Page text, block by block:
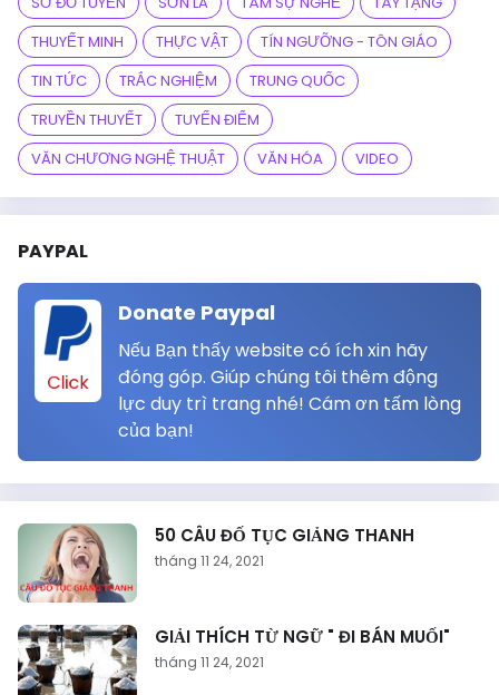
THUYẾT MINH
THỰC VẬT
TÍN NGƯỠNG - TÔN GIÁO
TIN TỨC
TRẮC NGHIỆM
TRUNG QUỐC
TRUYỀN THUYẾT
TUYẾN ĐIỂM
VĂN CHƯƠNG NGHỆ THUẬT
VĂN HÓA VIDEO
PAYPAL
Click
Donate Paypal
Nếu Bạn thấy website có ích xin hãy
đóng góp. Giúp chúng tôi thêm động
lực duy trì trang nhé! Cám ơn tấm lòng
của bạn!
50 CÂU ĐỐ TỤC GIẢNG THANH
tháng 11 24, 2021
GIẢI THÍCH TỪ NGỮ " ĐI BÁN MUỐI"
tháng 11 24, 2021